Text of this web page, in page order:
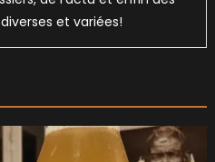
et variées!